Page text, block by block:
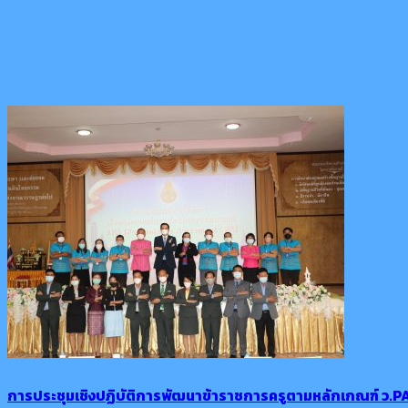
การประชุมเชิงปฏิบัติการพัฒนาข้าราชการครูตามหลักเกณฑ์ ว